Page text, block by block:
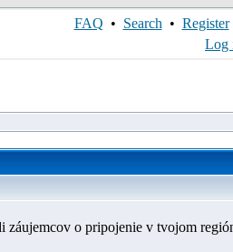
FAQ • Search • Register
Log
záujemcov o pripojenie v tvojom